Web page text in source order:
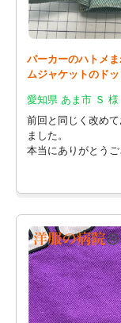
パーカーのハトメ
ムジャケットのド
愛知県 あま市 Ｓ 様
前回と同じく改め
ました。
本当にありがとうご